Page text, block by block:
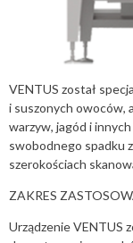
VENTUS został
i suszonych owoców,
warzyw, jagód i
swobodnego spadku
szerokościach
ZAKRES
Urządzenie VENTUS